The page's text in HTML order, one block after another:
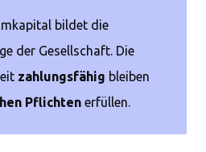
bildet die
der Gesellschaft. Die
zahlungsfähig bleiben
Pflichten erfüllen.